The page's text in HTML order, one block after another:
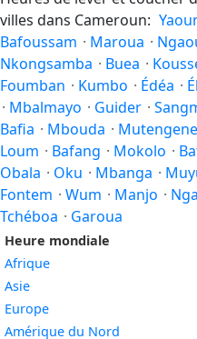
villes dans Cameroun:
Bafoussam · Maroua ·
Nkongsamba · Buea ·
Foumban · Kumbo · Édéa ·
· Mbalmayo · Guider ·
Bafia · Mbouda · Mutengene
Loum · Bafang · Mokolo ·
Obala · Oku · Mbanga ·
Fontem · Wum · Manjo ·
Tchéboa · Garoua
Heure mondiale
Afrique
Asie
Europe
Amérique du Nord